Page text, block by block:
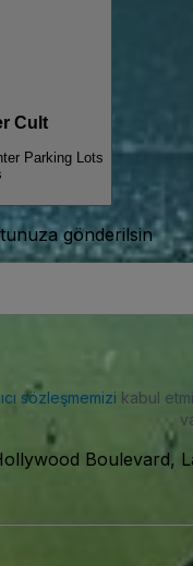
Cult
Parking Lots
gönderilsin
sözleşmemizi kabul
Boulevard,